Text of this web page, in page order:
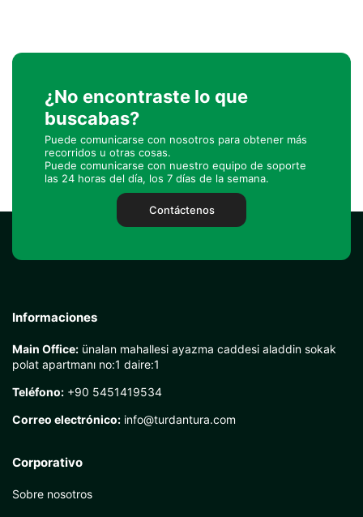
¿No encontraste lo que
buscabas?
Puede comunicarse con nosotros para obtener más
recorridos u otras cosas.
Puede comunicarse con nuestro equipo de soporte
las 24 horas del día, los 7 días de la semana.
Contáctenos
Informaciones
Main Office: ünalan mahallesi ayazma caddesi aladdin sokak
polat apartmanı no:1 daire:1
Teléfono: +90 5451419534
Correo electrónico: info@turdantura.com
Corporativo
Sobre nosotros